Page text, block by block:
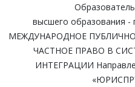
высшего образования -
МЕЖДУНАРОДНОЕ
ЧАСТНОЕ ПРАВО В
ИНТЕГРАЦИИ